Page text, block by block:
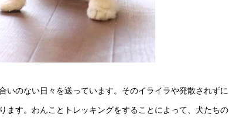
のない日々を送っています。そのイライラや発散されずに
す。わんことトレッキングをすることによって、犬たちの